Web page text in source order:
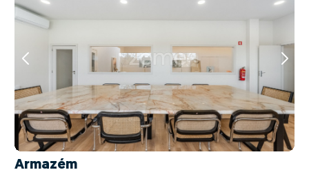
Armazém